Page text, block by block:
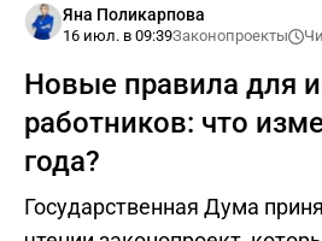
Яна Поликарпова
16 июл. в 09:39Законопроекты
Новые правила для
работников: что
года?
Государственная Дума